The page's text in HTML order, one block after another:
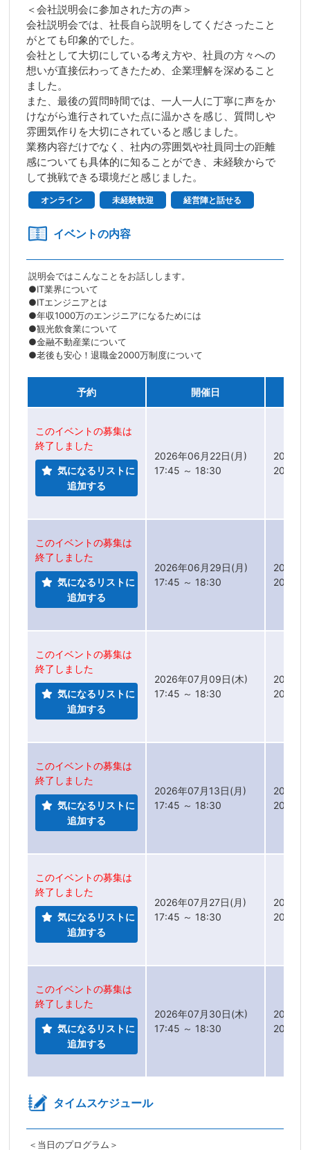
＜会社説明会に参加された方の声＞
会社説明会では、社長自ら説明をしてくださったこと
がとても印象的でした。
会社として大切にしている考え方や、社員の方々への
想いが直接伝わってきたため、企業理解を深めること
ました。
また、最後の質問時間では、一人一人に丁寧に声をか
けながら進行されていた点に温かさを感じ、質問しや
雰囲気作りを大切にされていると感じました。
業務内容だけでなく、社内の雰囲気や社員同士の距離
感についても具体的に知ることができ、未経験からで
して挑戦できる環境だと感じました。
オンライン 未経験歓迎 経営陣と話せる
イベントの内容
説明会ではこんなことをお話しします。
●IT業界について
●ITエンジニアとは
●年収1000万のエンジニアになるためには
●観光飲食業について
●金融不動産業について
●老後も安心！退職金2000万制度について
予約 開催日
このイベントの募集は
終了しました
気になるリストに
追加する
2026年06月22日(月)
17:45 ～ 18:30
2026年
2026年
このイベントの募集は
終了しました
気になるリストに
追加する
2026年06月29日(月)
17:45 ～ 18:30
2026年
2026年
このイベントの募集は
終了しました
気になるリストに
追加する
2026年07月09日(木)
17:45 ～ 18:30
2026年
2026年
このイベントの募集は
終了しました
気になるリストに
追加する
2026年07月13日(月)
17:45 ～ 18:30
2026年
2026年
このイベントの募集は
終了しました
気になるリストに
追加する
2026年07月27日(月)
17:45 ～ 18:30
2026年
2026年
このイベントの募集は
終了しました
気になるリストに
追加する
2026年07月30日(木)
17:45 ～ 18:30
2026年
2026年
タイムスケジュール
＜当日のプログラム＞